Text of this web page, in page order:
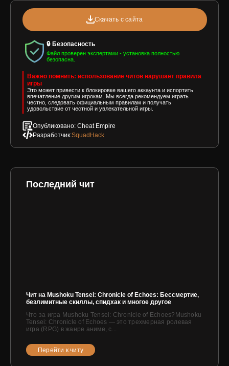
Скачать с сайта
🔒 Безопасность
Файл проверен экспертами - установка полностью
безопасна.
Важно помнить: использование читов нарушает правила
игры
Это может привести к блокировке вашего аккаунта и испортить
впечатление другим игрокам. Мы всегда рекомендуем играть
честно, следовать официальным правилам и получать
удовольствие от честной и увлекательной игры.
Опубликовано: Cheat Empire
Разработчик:SquadHack
Последний чит
Чит на Mushoku Tensei: Chronicle of Echoes: Бессмертие,
безлимитные скиллы, спидхак и многое другое
Что за игра Mushoku Tensei: Chronicle of Echoes?Mushoku
Tensei: Chronicle of Echoes — это трехмерная ролевая
игра (RPG) в жанре аниме, с...
Перейти к читу